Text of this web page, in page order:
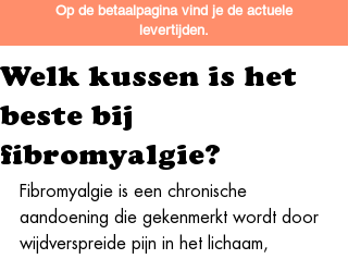
Op de betaalpagina vind je de actuele
levertijden.
Welk kussen is het
beste bij
fibromyalgie?
Fibromyalgie is een chronische
aandoening die gekenmerkt wordt door
wijdverspreide pijn in het lichaam,